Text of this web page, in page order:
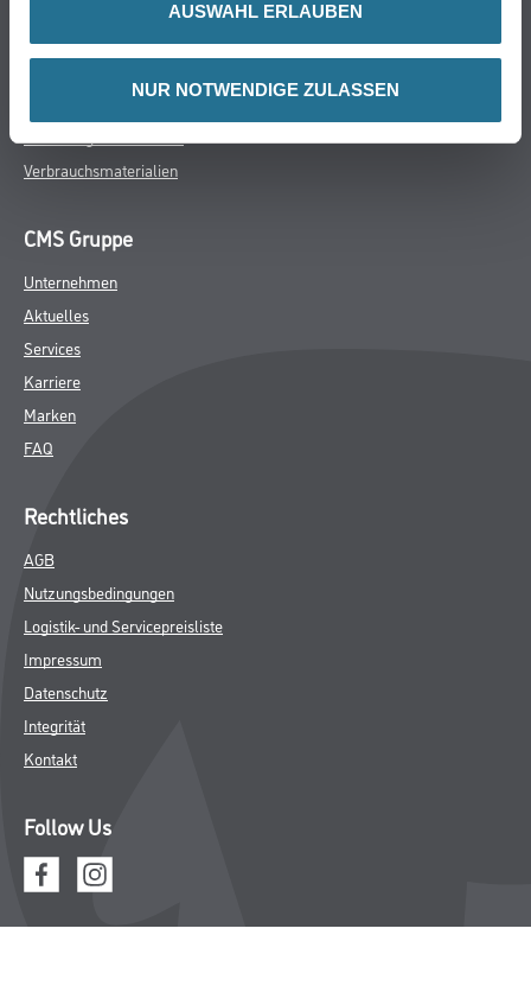
AUSWAHL ERLAUBEN
NUR NOTWENDIGE ZULASSEN
Wand- & Deckenbeläge
Verbrauchsmaterialien
CMS Gruppe
Unternehmen
Aktuelles
Services
Karriere
Marken
FAQ
Rechtliches
AGB
Nutzungsbedingungen
Logistik- und Servicepreisliste
Impressum
Datenschutz
Integrität
Kontakt
Follow Us